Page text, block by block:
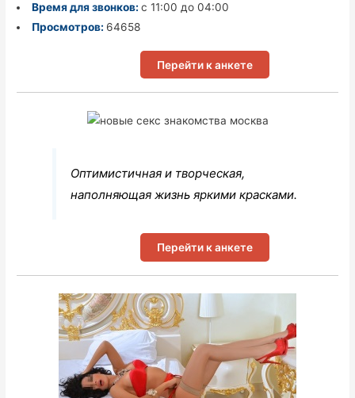
Время для звонков: с 11:00 до 04:00
Просмотров: 64658
Перейти к анкете
Оптимистичная и творческая,
наполняющая жизнь яркими красками.
Перейти к анкете